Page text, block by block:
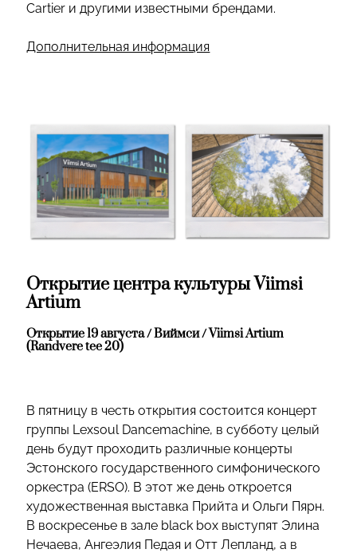
Cartier и другими известными брендами.
Дополнительная информация
Открытие центра культуры Viimsi
Artium
Открытие 19 августа / Виймси / Viimsi Artium
(Randvere tee 20)
В пятницу в честь открытия состоится концерт
группы Lexsoul Dancemachine, в субботу целый
день будут проходить различные концерты
Эстонского государственного симфонического
оркестра (ERSO). В этот же день откроется
художественная выставка Прийта и Ольги Пярн.
В воскресенье в зале black box выступят Элина
Нечаева, Ангеэлия Педая и Отт Лепланд, а в